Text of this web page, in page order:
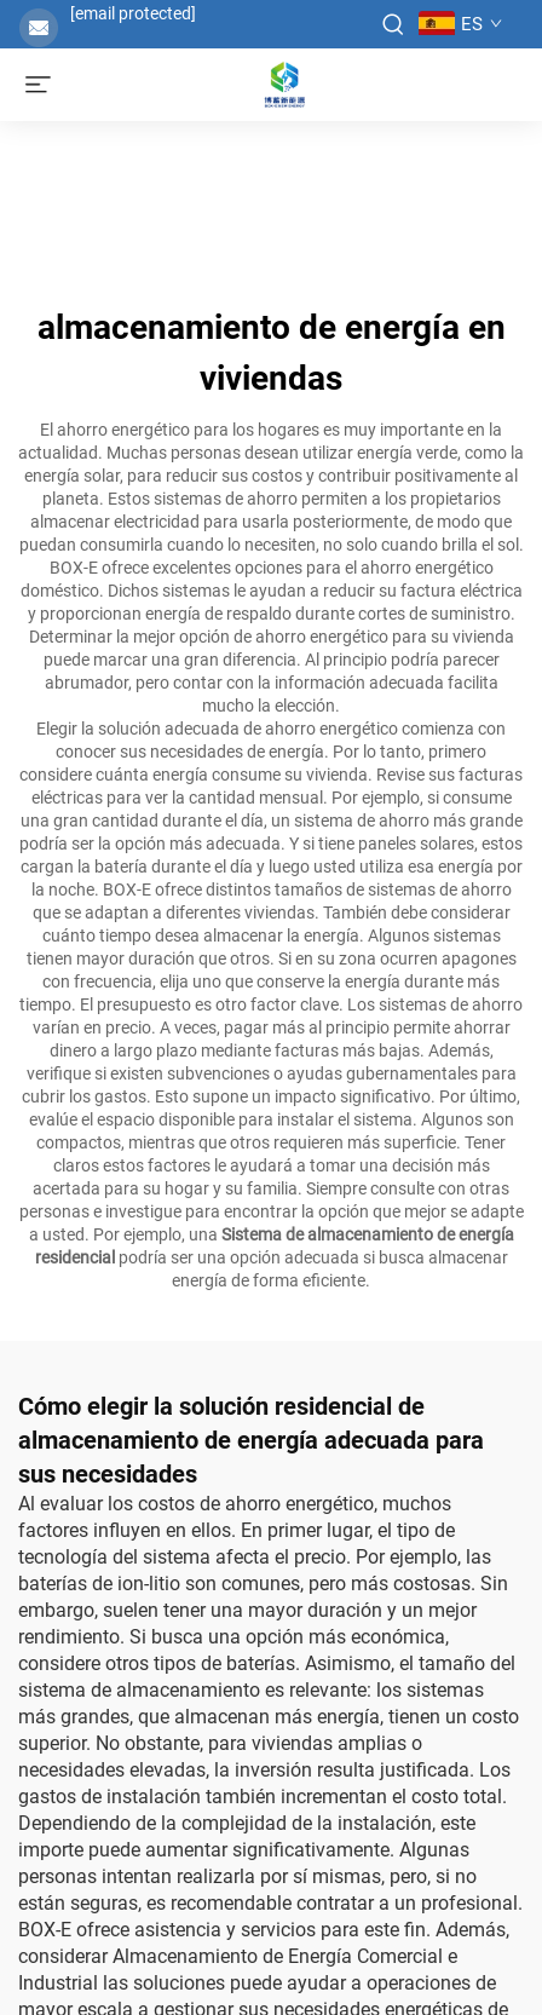
[email protected] ES
almacenamiento de energía en
viviendas
El ahorro energético para los hogares es muy importante en la
actualidad. Muchas personas desean utilizar energía verde, como la
energía solar, para reducir sus costos y contribuir positivamente al
planeta. Estos sistemas de ahorro permiten a los propietarios
almacenar electricidad para usarla posteriormente, de modo que
puedan consumirla cuando lo necesiten, no solo cuando brilla el sol.
BOX-E ofrece excelentes opciones para el ahorro energético
doméstico. Dichos sistemas le ayudan a reducir su factura eléctrica
y proporcionan energía de respaldo durante cortes de suministro.
Determinar la mejor opción de ahorro energético para su vivienda
puede marcar una gran diferencia. Al principio podría parecer
abrumador, pero contar con la información adecuada facilita
mucho la elección.
Elegir la solución adecuada de ahorro energético comienza con
conocer sus necesidades de energía. Por lo tanto, primero
considere cuánta energía consume su vivienda. Revise sus facturas
eléctricas para ver la cantidad mensual. Por ejemplo, si consume
una gran cantidad durante el día, un sistema de ahorro más grande
podría ser la opción más adecuada. Y si tiene paneles solares, estos
cargan la batería durante el día y luego usted utiliza esa energía por
la noche. BOX-E ofrece distintos tamaños de sistemas de ahorro
que se adaptan a diferentes viviendas. También debe considerar
cuánto tiempo desea almacenar la energía. Algunos sistemas
tienen mayor duración que otros. Si en su zona ocurren apagones
con frecuencia, elija uno que conserve la energía durante más
tiempo. El presupuesto es otro factor clave. Los sistemas de ahorro
varían en precio. A veces, pagar más al principio permite ahorrar
dinero a largo plazo mediante facturas más bajas. Además,
verifique si existen subvenciones o ayudas gubernamentales para
cubrir los gastos. Esto supone un impacto significativo. Por último,
evalúe el espacio disponible para instalar el sistema. Algunos son
compactos, mientras que otros requieren más superficie. Tener
claros estos factores le ayudará a tomar una decisión más
acertada para su hogar y su familia. Siempre consulte con otras
personas e investigue para encontrar la opción que mejor se adapte
a usted. Por ejemplo, una Sistema de almacenamiento de energía
residencial podría ser una opción adecuada si busca almacenar
energía de forma eficiente.
Cómo elegir la solución residencial de
almacenamiento de energía adecuada para
sus necesidades
Al evaluar los costos de ahorro energético, muchos
factores influyen en ellos. En primer lugar, el tipo de
tecnología del sistema afecta el precio. Por ejemplo, las
baterías de ion-litio son comunes, pero más costosas. Sin
embargo, suelen tener una mayor duración y un mejor
rendimiento. Si busca una opción más económica,
considere otros tipos de baterías. Asimismo, el tamaño del
sistema de almacenamiento es relevante: los sistemas
más grandes, que almacenan más energía, tienen un costo
superior. No obstante, para viviendas amplias o
necesidades elevadas, la inversión resulta justificada. Los
gastos de instalación también incrementan el costo total.
Dependiendo de la complejidad de la instalación, este
importe puede aumentar significativamente. Algunas
personas intentan realizarla por sí mismas, pero, si no
están seguras, es recomendable contratar a un profesional.
BOX-E ofrece asistencia y servicios para este fin. Además,
considerarAlmacenamiento de Energía Comercial e
Industrial las soluciones puede ayudar a operaciones de
mayor escala a gestionar sus necesidades energéticas de